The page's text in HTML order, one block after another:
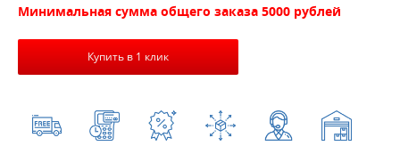
Минимальная сумма общего заказа 5000 рублей
Купить в 1 клик